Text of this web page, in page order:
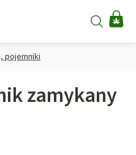
Szukaj
pojemniki
zamykany